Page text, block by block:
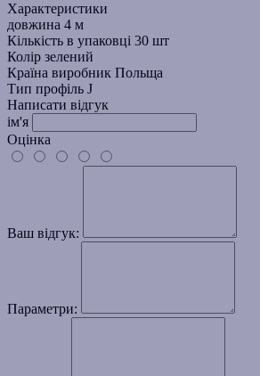
Характеристики
довжина 4 м
Кількість в упаковці 30 шт
Колір зелений
Країна виробник Польща
Тип профіль J
Написати відгук
ім'я
Оцінка
Ваш відгук:
Параметри: